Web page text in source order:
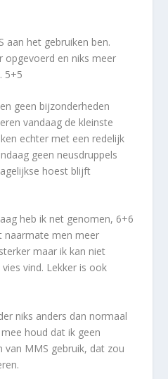
aan het gebruiken ben.
opgevoerd en niks meer
5+5
geen bijzonderheden
vandaag de kleinste
echter met een redelijk
geen neusdruppels
hoest blijft
heb ik net genomen, 6+6
naarmate men meer
maar ik kan niet
vind. Lekker is ook
niks anders dan normaal
houd dat ik geen
van MMS gebruik, dat zou